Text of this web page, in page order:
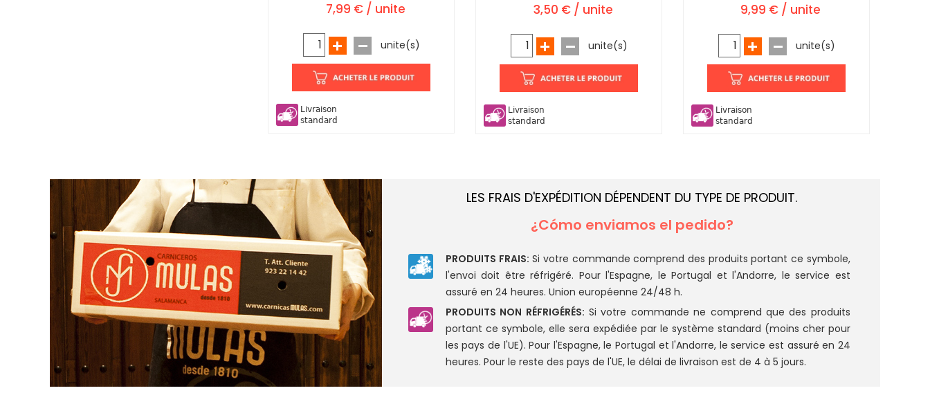
7,99 € / unite
unite(s)
Livraison
standard
3,50 € / unite
unite(s)
Livraison
standard
9,99 € / unite
unite(s)
Livraison
standard
LES FRAIS D'EXPÉDITION DÉPENDENT DU TYPE DE PRODUIT.
¿Cómo enviamos el pedido?
PRODUITS FRAIS: Si votre commande comprend des produits portant ce symbole,
l'envoi doit être réfrigéré. Pour l'Espagne, le Portugal et l'Andorre, le service est
assuré en 24 heures. Union européenne 24/48 h.
PRODUITS NON RÉFRIGÉRÉS: Si votre commande ne comprend que des produits
portant ce symbole, elle sera expédiée par le système standard (moins cher pour
les pays de l'UE). Pour l'Espagne, le Portugal et l'Andorre, le service est assuré en 24
heures. Pour le reste des pays de l'UE, le délai de livraison est de 4 à 5 jours.